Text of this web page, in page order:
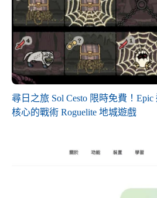
尋日之旅 Sol Cesto 限時免費！
核心的戰術 Roguelite 地城遊戲